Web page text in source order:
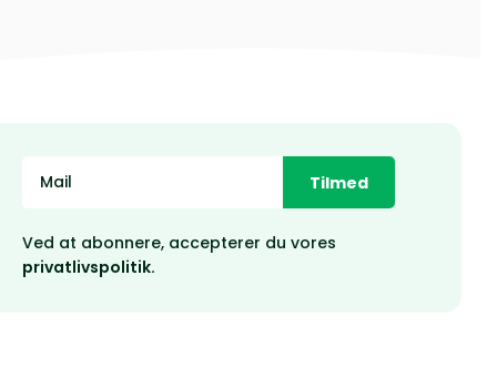
Tilmed
Ved at abonnere, accepterer du vores
privatlivspolitik.